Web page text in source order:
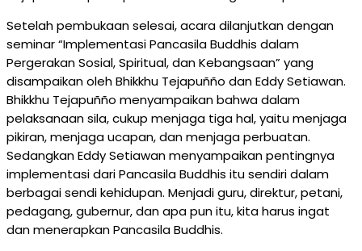
Setelah pembukaan selesai, acara dilanjutkan dengan
seminar “Implementasi Pancasila Buddhis dalam
Pergerakan Sosial, Spiritual, dan Kebangsaan” yang
disampaikan oleh Bhikkhu Tejapuñño dan Eddy Setiawan.
Bhikkhu Tejapuñño menyampaikan bahwa dalam
pelaksanaan sila, cukup menjaga tiga hal, yaitu menjaga
pikiran, menjaga ucapan, dan menjaga perbuatan.
Sedangkan Eddy Setiawan menyampaikan pentingnya
implementasi dari Pancasila Buddhis itu sendiri dalam
berbagai sendi kehidupan. Menjadi guru, direktur, petani,
pedagang, gubernur, dan apa pun itu, kita harus ingat
dan menerapkan Pancasila Buddhis.